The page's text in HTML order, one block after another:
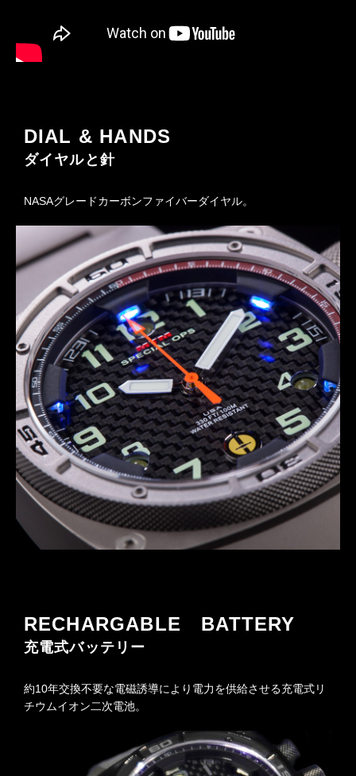
DIAL & HANDS
ダイヤルと針
NASAグレードカーボンファイバーダイヤル。
RECHARGABLE BATTERY
充電式バッテリー
約10年交換不要な電磁誘導により電力を供給させる充電式リ
チウムイオン二次電池。